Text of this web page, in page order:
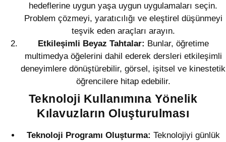
hedeflerine uygun yaşa uygun uygulamaları seçin.
Problem çözmeyi, yaratıcılığı ve eleştirel düşünmeyi
teşvik eden araçları arayın.
Etkileşimli Beyaz Tahtalar: Bunlar, öğretime
multimedya öğelerini dahil ederek dersleri etkileşimli
deneyimlere dönüştürebilir, görsel, işitsel ve kinestetik
öğrencilere hitap edebilir.
Teknoloji Kullanımına Yönelik
Kılavuzların Oluşturulması
Teknoloji Programı Oluşturma: Teknolojiyi günlük